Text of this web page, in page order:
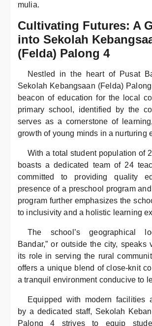
mulia.
Cultivating Futures: A
into Sekolah
(Felda) Palong 4
Nestled in the heart of Pusat
Sekolah Kebangsaan (Felda)
beacon of education for the local
primary school, identified by the
serves as a cornerstone of
growth of young minds in a nurturing
With a total student population of
boasts a dedicated team of 24
committed to providing quality
presence of a preschool program
program further emphasizes the
to inclusivity and a holistic learning
The school’s geographical
Bandar,” or outside the city, speaks
its role in serving the rural
offers a unique blend of close-knit
a tranquil environment conducive to
Equipped with modern facilities
by a dedicated staff, Sekolah
Palong 4 strives to equip